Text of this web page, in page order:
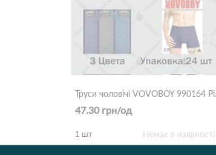
47.30 грн/од
1 шт Немає в наявності